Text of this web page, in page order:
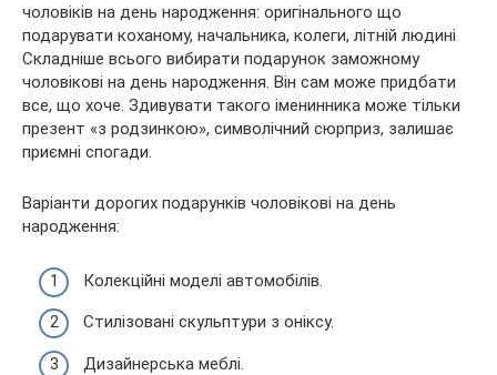
Складніше всього вибирати подарунок заможному
чоловікові на день народження. Він сам може придбати
все, що хоче. Здивувати такого іменинника може тільки
презент «з родзинкою», символічний сюрприз, залишає
приємні спогади.
Варіанти дорогих подарунків чоловікові на день
народження:
Колекційні моделі автомобілів.
Стилізовані скульптури з оніксу.
Дизайнерська меблі.